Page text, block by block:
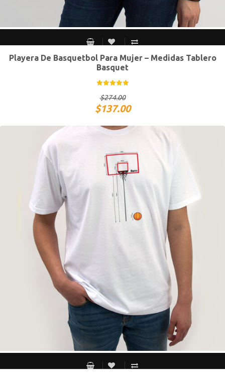
CH M G XG
Playera De Basquetbol Para Mujer – Medidas Tablero
Basquet
$274.00
$137.00